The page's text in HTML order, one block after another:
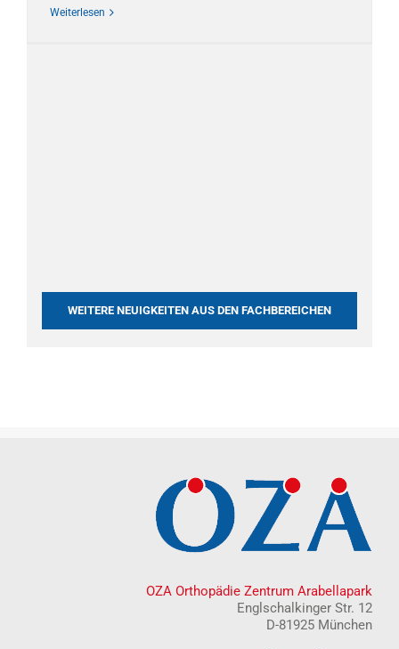
Weiterlesen
WEITERE NEUIGKEITEN AUS DEN FACHBEREICHEN
OZA Orthopädie Zentrum Arabellapark
Englschalkinger Str. 12
D-81925 München